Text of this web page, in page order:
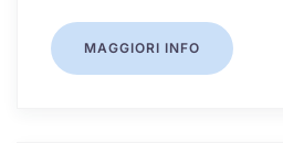
MAGGIORI INFO